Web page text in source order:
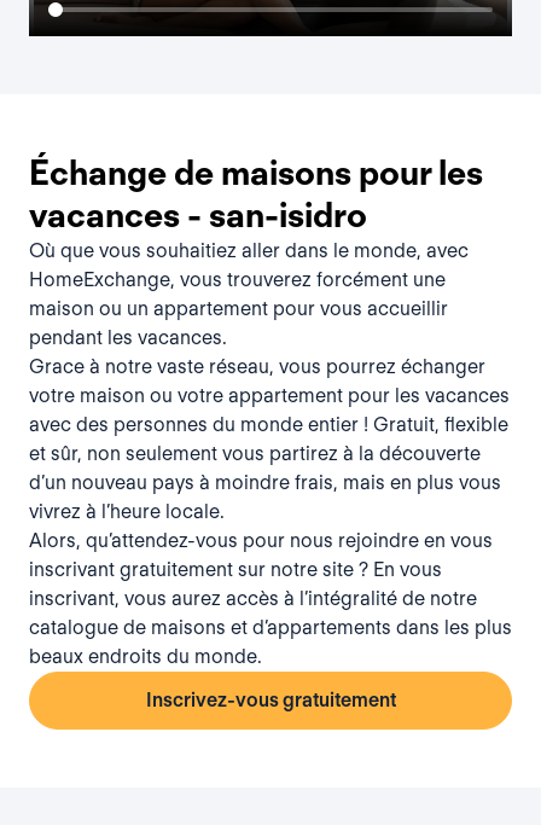
Échange de maisons pour les
vacances - san-isidro
Où que vous souhaitiez aller dans le monde, avec
HomeExchange, vous trouverez forcément une
maison ou un appartement pour vous accueillir
pendant les vacances.
Grace à notre vaste réseau, vous pourrez échanger
votre maison ou votre appartement pour les vacances
avec des personnes du monde entier ! Gratuit, flexible
et sûr, non seulement vous partirez à la découverte
d’un nouveau pays à moindre frais, mais en plus vous
vivrez à l’heure locale.
Alors, qu’attendez-vous pour nous rejoindre en vous
inscrivant gratuitement sur notre site ? En vous
inscrivant, vous aurez accès à l’intégralité de notre
catalogue de maisons et d’appartements dans les plus
beaux endroits du monde.
Inscrivez-vous gratuitement